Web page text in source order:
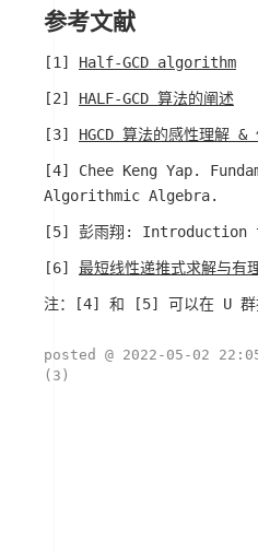
参考文献
[1] Half-GCD algorithm
[2] HALF-GCD 算法的阐述
[3] HGCD 算法的感性理解 &
[4] Chee Keng Yap.
Algorithmic Algebra.
[5] 彭雨翔: Introduction
[6] 最短线性递推式求解与有
注：[4] 和 [5] 可以在 U 群
posted @ 2022-05-02
( 3 )